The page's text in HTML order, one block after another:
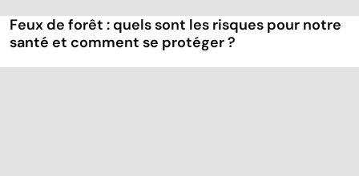
Feux de forêt : quels sont les risques pour notre
santé et comment se protéger ?